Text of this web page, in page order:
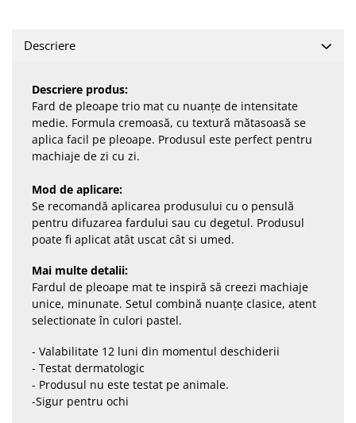
Descriere
Descriere produs:
Fard de pleoape trio mat cu nuanțe de intensitate
medie. Formula cremoasă, cu textură mătasoasă se
aplica facil pe pleoape. Produsul este perfect pentru
machiaje de zi cu zi.
Mod de aplicare:
Se recomandă aplicarea produsului cu o pensulă
pentru difuzarea fardului sau cu degetul. Produsul
poate fi aplicat atât uscat cât si umed.
Mai multe detalii:
Fardul de pleoape mat te inspiră să creezi machiaje
unice, minunate. Setul combină nuanțe clasice, atent
selectionate în culori pastel.
- Valabilitate 12 luni din momentul deschiderii
- Testat dermatologic
- Produsul nu este testat pe animale.
-Sigur pentru ochi